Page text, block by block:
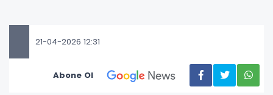
21-04-2026 12:31
Abone Ol